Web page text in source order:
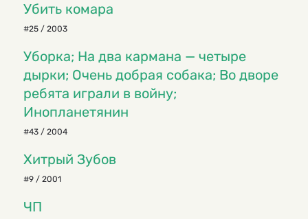
Убить комара
#25 / 2003
Уборка; На два кармана — четыре
дырки; Очень добрая собака; Во дворе
ребята играли в войну;
Инопланетянин
#43 / 2004
Хитрый Зубов
#9 / 2001
ЧП